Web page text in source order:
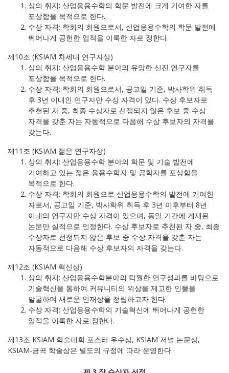
상의 취지: 산업응용수학의 학문 발전에 크게 기여한 자를
포상함을 목적으로 한다.
수상 자격: 학회의 회원으로서, 산업응용수학의 학문 발전에
뛰어나게 공헌한 업적을 이룩한 자로 정한다.
제10조 (KSIAM 차세대 연구자상)
상의 취지: 산업응용수학 분야의 유망한 신진 연구자를
포상함을 목적으로 한다.
수상 자격: 학회의 회원으로서, 공고일 기준, 박사학위 취득
후 3년 이내인 연구자만 수상 자격이 있다. 수상 후보자로
추천된 자 중, 최종 수상자로 선정되지 않은 후보 중 수상
자격을 갖춘 자는 자동적으로 다음해 수상 후보자의 자격을
갖는다.
제11조 (KSIAM 젊은 연구자상)
상의 취지: 산업응용수학 분야의 학문 및 기술 발전에
기여하고 있는 젊은 응용수학자 및 공학자를 포상함을
목적으로 한다.
수상 자격: 학회의 회원으로 산업응용수학의 발전에 기여한
자로서, 공고일 기준, 박사학위 취득 후 3년 이후부터 8년
이내의 연구자만 수상 자격이 있으며, 동일 기간에 게재된
논문만 실적으로 인정한다. 수상 후보자로 추천된 자 중, 최종
수상자로 선정되지 않은 후보 중 수상 자격을 갖춘 자는
자동적으로 다음해 수상 후보자의 자격을 갖는다.
제12조 (KSIAM 혁신상)
상의 취지: 산업응용수학분야의 탁월한 연구성과를 바탕으로
기술혁신을 통하여 커뮤니티의 위상을 제고한 인물을
발굴하여 새로운 인재상을 정립하고자 한다.
수상 자격: 산업응용수학의 기술혁신에 뛰어나게 공헌한
업적을 이룩한 자로 정한다.
제13조 KSIAM 학술대회 포스터 우수상, KSIAM 저널 논문상,
KSIAM-금곡 학술상은 별도의 규정에 따라 운영한다.